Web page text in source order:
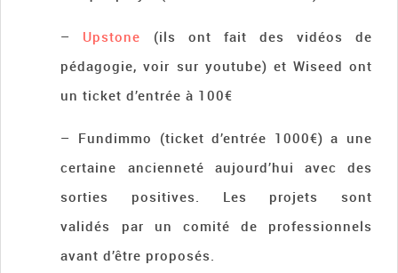
– Upstone (ils ont fait des vidéos de
pédagogie, voir sur youtube) et Wiseed ont
un ticket d’entrée à 100€
– Fundimmo (ticket d’entrée 1000€) a une
certaine ancienneté aujourd’hui avec des
sorties positives. Les projets sont
validés par un comité de professionnels
avant d’être proposés.